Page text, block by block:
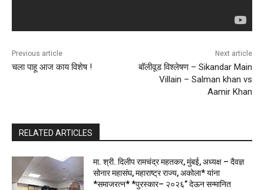
Previous article
चला पाहू आज काय विशेष !
Next article
बॉलीवूड विश्लेषण – Sikandar Main
Villain – Salman khan vs
Aamir Khan
RELATED ARTICLES
मा. श्री. दिलीप रामचंद्र महतकर, मुंबई, अध्यक्ष – दैवज्ञ
सोनार महासंघ, महाराष्ट्र राज्य, अकोला* यांना
*समाजरत्न* *पुरस्कार– २०२६” देऊन सन्मानित